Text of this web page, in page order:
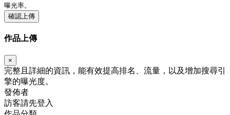
曝光率。
確認上傳
作品上傳
×
完整且詳細的資訊，能有效提高排名、流量，以及增加搜尋引
擎的曝光度。
發佈者
訪客請先登入